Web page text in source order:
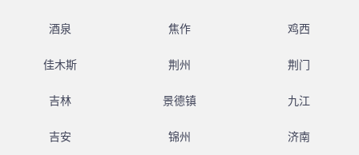
酒泉 焦作 鸡西
佳木斯 荆州 荆门
吉林 景德镇 九江
吉安 锦州 济南